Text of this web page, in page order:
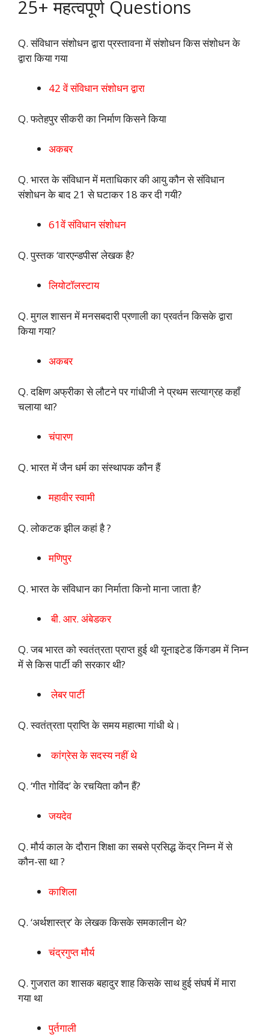
25+ महत्वपूर्ण Questions
Q. संविधान संशोधन द्वारा प्रस्तावना में संशोधन किस संशोधन के
द्वारा किया गया
42 वें संविधान संशोधन द्वारा
Q. फतेहपुर सीकरी का निर्माण किसने किया
अकबर
Q. भारत के संविधान में मताधिकार की आयु कौन से संविधान
संशोधन के बाद 21 से घटाकर 18 कर दी गयी?
61वें संविधान संशोधन
Q. पुस्तक ‘वारएन्डपीस’ लेखक है?
लियोटॉलस्टाय
Q. मुगल शासन में मनसबदारी प्रणाली का प्रवर्तन किसके द्वारा
किया गया?
अकबर
Q. दक्षिण अफ्रीका से लौटने पर गांधीजी ने प्रथम सत्याग्रह कहाँ
चलाया था?
चंपारण
Q. भारत में जैन धर्म का संस्थापक कौन हैं
महावीर स्वामी
Q. लोकटक झील कहां है ?
मणिपुर
Q. भारत के संविधान का निर्माता किनो माना जाता है?
बी. आर. अंबेडकर
Q. जब भारत को स्वतंत्रता प्राप्त हुई थी यूनाइटेड किंगडम में निम्न
में से किस पार्टी की सरकार थी?
लेबर पार्टी
Q. स्वतंत्रता प्राप्ति के समय महात्मा गांधी थे।
कांग्रेस के सदस्य नहीं थे
Q. ‘गीत गोविंद’ के रचयिता कौन हैं?
जयदेव
Q. मौर्य काल के दौरान शिक्षा का सबसे प्रसिद्ध केंद्र निम्न में से
कौन-सा था ?
काशिला
Q. ‘अर्थशास्त्र’ के लेखक किसके समकालीन थे?
चंद्रगुप्त मौर्य
Q. गुजरात का शासक बहादुर शाह किसके साथ हुई संघर्ष में मारा
गया था
पुर्तगाली